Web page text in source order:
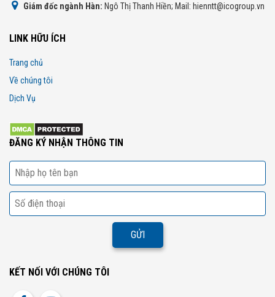
Giám đốc ngành Hàn: Ngô Thị Thanh Hiền; Mail: hienntt@icogroup.vn
LINK HỮU ÍCH
Trang chủ
Về chúng tôi
Dịch Vụ
ĐĂNG KÝ NHẬN THÔNG TIN
KẾT NỐI VỚI CHÚNG TÔI